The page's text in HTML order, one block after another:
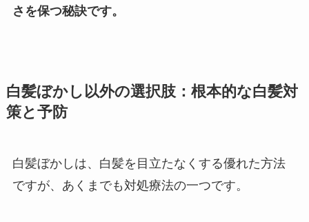
さを保つ秘訣です。
白髪ぼかし以外の選択肢：根本的な白髪対
策と予防
白髪ぼかしは、白髪を目立たなくする優れた方法
ですが、あくまでも対処療法の一つです。